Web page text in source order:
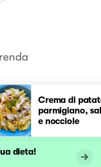
Crema di
parmigiano,
e nocciole
dieta!